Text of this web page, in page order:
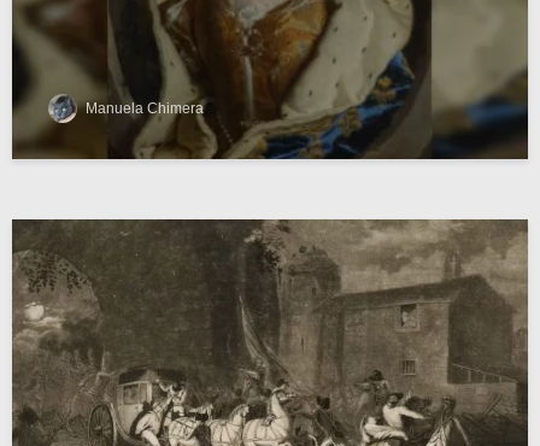
Manuela Chimera